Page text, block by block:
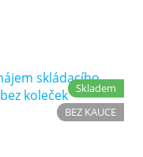
Skladem
BEZ KAUCE